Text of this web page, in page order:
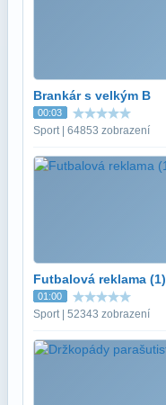
Brankár s velkým B
00:03
Sport | 64853 zobrazení
Futbalová reklama (1)
01:00
Sport | 52343 zobrazení